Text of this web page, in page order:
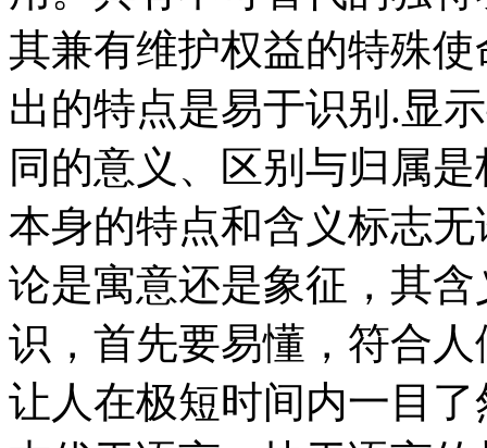
其兼有维护权益的特殊
出的特点是易于识别.显
同的意义、区别与归属
本身的特点和含义标志
论是寓意还是象征，其
识，首先要易懂，符合
让人在极短时间内一目